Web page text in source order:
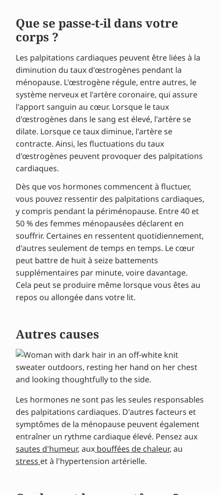
Que se passe-t-il dans votre
corps ?
Les palpitations cardiaques peuvent être liées à la
diminution du taux d'œstrogènes pendant la
ménopause. L'œstrogène régule, entre autres, le
système nerveux et l'artère coronaire, qui assure
l'apport sanguin au cœur. Lorsque le taux
d'œstrogènes dans le sang est élevé, l'artère se
dilate. Lorsque ce taux diminue, l'artère se
contracte. Ainsi, les fluctuations du taux
d'œstrogènes peuvent provoquer des palpitations
cardiaques.
Dès que vos hormones commencent à fluctuer,
vous pouvez ressentir des palpitations cardiaques,
y compris pendant la périménopause. Entre 40 et
50 % des femmes ménopausées déclarent en
souffrir. Certaines en ressentent quotidiennement,
d'autres seulement de temps en temps. Le cœur
peut battre de huit à seize battements
supplémentaires par minute, voire davantage.
Cela peut se produire même lorsque vous êtes au
repos ou allongée dans votre lit.
Autres causes
Les hormones ne sont pas les seules responsables
des palpitations cardiaques. D'autres facteurs et
symptômes de la ménopause peuvent également
entraîner un rythme cardiaque élevé. Pensez aux
sautes d'humeur, aux bouffées de chaleur, au
stress et à l'hypertension artérielle.